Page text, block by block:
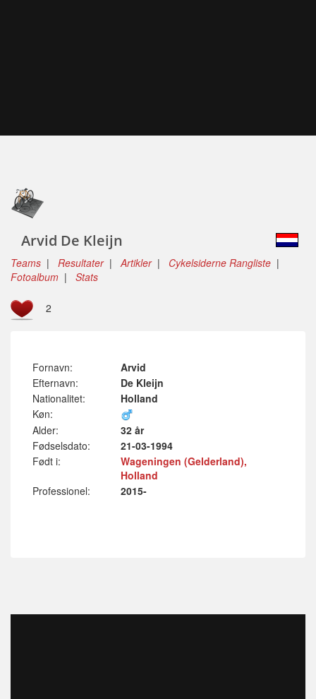
Arvid De Kleijn
Teams | Resultater|Artikler| Cykelsiderne Rangliste |
Fotoalbum | Stats
2
Fornavn:
Arvid
Efternavn:
De Kleijn
Nationalitet:
Holland
Køn:
Alder:
32 år
Fødselsdato:
21-03-1994
Født i:
Wageningen (Gelderland),
Holland
Professionel:
2015-